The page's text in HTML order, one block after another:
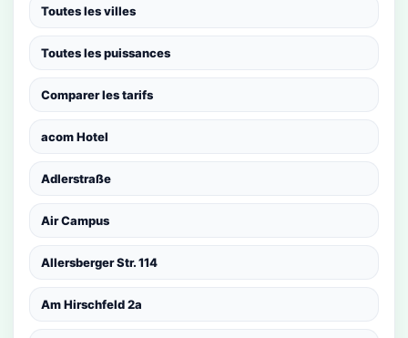
Toutes les villes
Toutes les puissances
Comparer les tarifs
acom Hotel
Adlerstraße
Air Campus
Allersberger Str. 114
Am Hirschfeld 2a